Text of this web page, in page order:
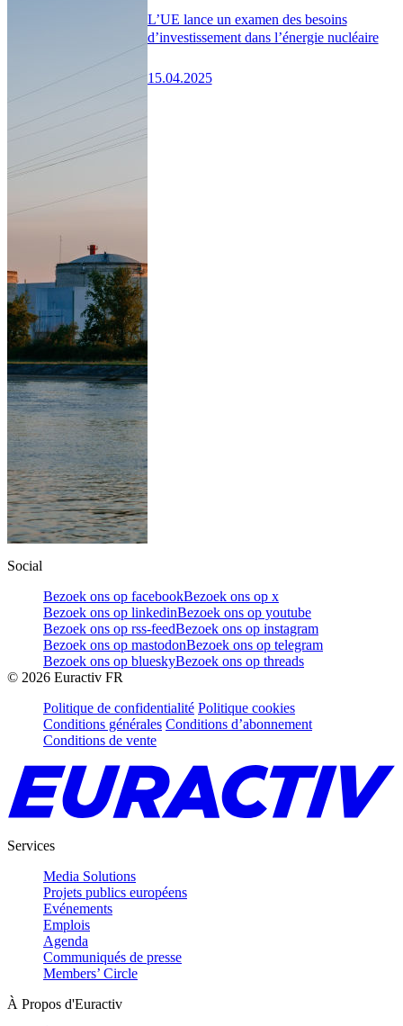
L’UE lance un examen des besoins
d’investissement dans l’énergie nucléaire
15.04.2025
Social
Bezoek ons op facebookBezoek ons op x
Bezoek ons op linkedinBezoek ons op youtube
Bezoek ons op rss-feedBezoek ons op instagram
Bezoek ons op mastodonBezoek ons op telegram
Bezoek ons op blueskyBezoek ons op threads
© 2026 Euractiv FR
Politique de confidentialité Politique cookies
Conditions générales Conditions d’abonnement
Conditions de vente
Services
Media Solutions
Projets publics européens
Evénements
Emplois
Agenda
Communiqués de presse
Members’ Circle
À Propos d'Euractiv